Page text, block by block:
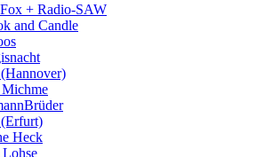
+ Radio-SAW
and Candle
Michme
Heck